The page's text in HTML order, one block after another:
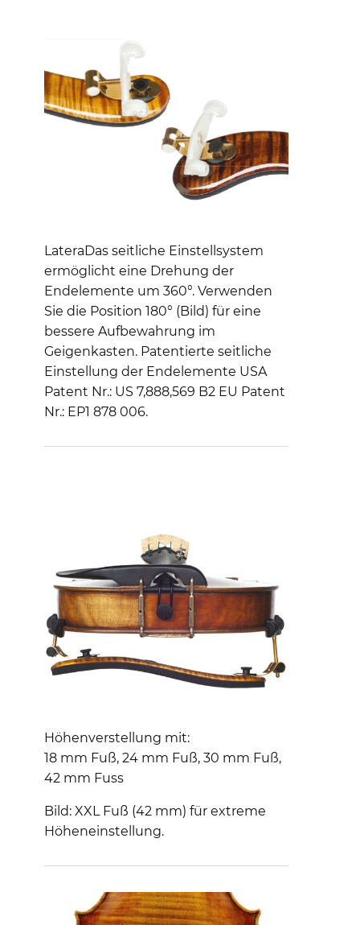
LateraDas seitliche Einstellsystem
ermöglicht eine Drehung der
Endelemente um 360°. Verwenden
Sie die Position 180° (Bild) für eine
bessere Aufbewahrung im
Geigenkasten. Patentierte seitliche
Einstellung der Endelemente USA
Patent Nr.: US 7,888,569 B2 EU Patent
Nr.: EP1 878 006.
Höhenverstellung mit:
18 mm Fuß, 24 mm Fuß, 30 mm Fuß,
42 mm Fuss
Bild: XXL Fuß (42 mm) für extreme
Höheneinstellung.